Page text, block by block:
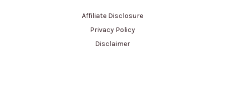
Affiliate Disclosure
Privacy Policy
Disclaimer